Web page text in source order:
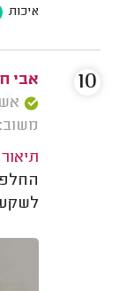
איכות
אבי
משוב: 27/04/2025
לשקע
10